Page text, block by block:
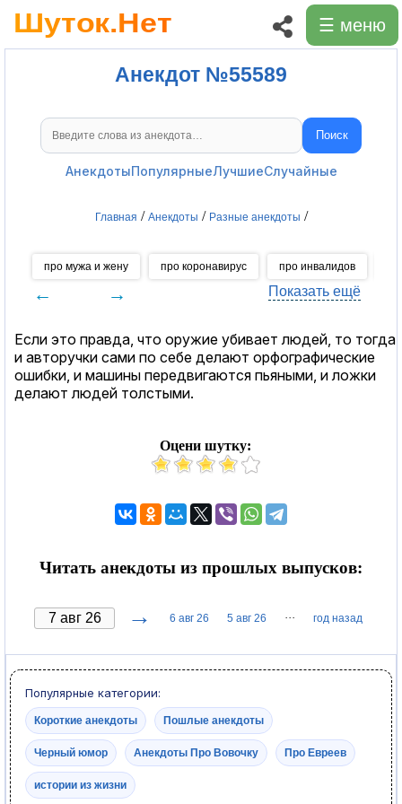
☰ меню
Анекдот №55589
Поиск анекдотов Поиск
АнекдотыПопулярныеЛучшиеСлучайные
Главная / Анекдоты / Разные анекдоты /
про мужа и жену про коронавирус про инвалидов
← → Показать ещё
Если это правда, что оружие убивает людей, то тогда
и авторучки сами по себе делают орфографические
ошибки, и машины передвигаются пьяными, и ложки
делают людей толстыми.
Оцени шутку:
Читать анекдоты из прошлых выпусков:
→ 6 авг 26 5 авг 26 ··· год назад
Популярные категории:
Короткие анекдоты Пошлые анекдоты
Черный юмор Анекдоты Про Вовочку Про Евреев
истории из жизни